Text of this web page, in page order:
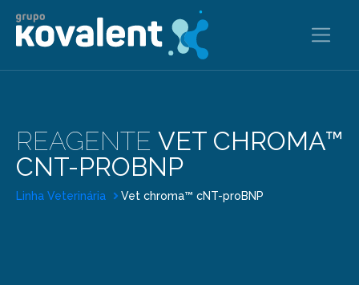
REAGENTE VET CHROMA™
CNT-PROBNP
Linha Veterinária Vet chroma™ cNT-proBNP